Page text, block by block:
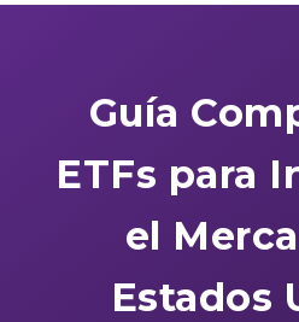
Guía
ETFs para
el
Estados